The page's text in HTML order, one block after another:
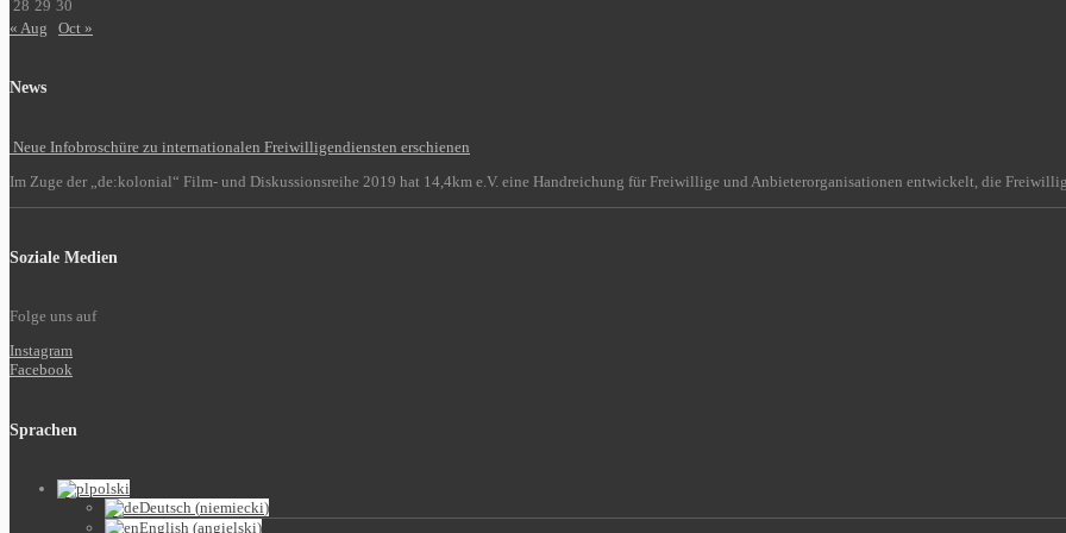
28 29 30
« Aug
Oct »
News
Neue Infobroschüre zu internationalen Freiwilligendiensten erschienen
Im Zuge der „de:kolonial“ Film- und Diskussionsreihe 2019 hat 14,4km e.V. eine Handreichung für Freiwillige und Anbieterorganisationen entwickelt, die
Soziale Medien
Folge uns auf
Instagram
Facebook
Sprachen
polski
Deutsch (niemiecki)
English (angielski)